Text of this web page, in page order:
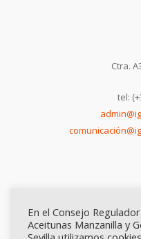
Ctra.
tel:
En el Consejo
Aceitunas Manzanilla y